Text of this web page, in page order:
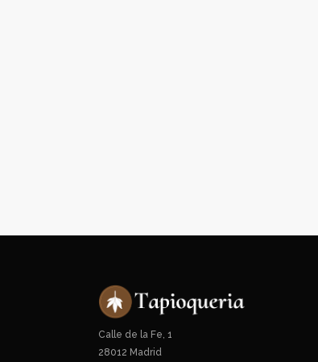
Calle de la Fe, 1
28012 Madrid